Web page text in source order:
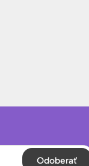
Odoberať